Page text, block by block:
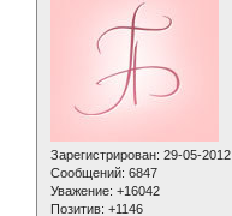
Зарегистрирован: 29-05-2012
Сообщений: 6847
Уважение: +16042
Позитив: +1146